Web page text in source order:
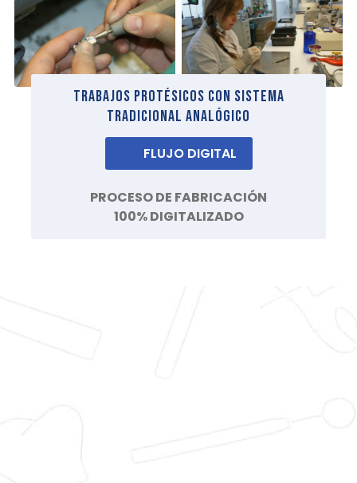
TRABAJOS PROTÉSICOS CON SISTEMA
TRADICIONAL ANALÓGICO
FLUJO DIGITAL
PROCESO DE FABRICACIÓN
100% DIGITALIZADO